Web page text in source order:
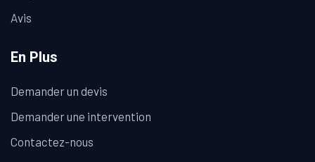
Avis
En Plus
Demander un devis
Demander une intervention
Contactez-nous